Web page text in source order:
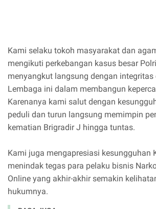
Kami selaku tokoh masyarakat dan
mengikuti perkebangan kasus besar
menyangkut langsung dengan
Lembaga ini dalam membangun
Karenanya kami salut dengan
peduli dan turun langsung memimpin
kematian Brigradir J hingga tuntas.
Kami juga mengapresiasi kesungguhan
menindak tegas para pelaku bisnis
Online yang akhir-akhir semakin
hukumnya.